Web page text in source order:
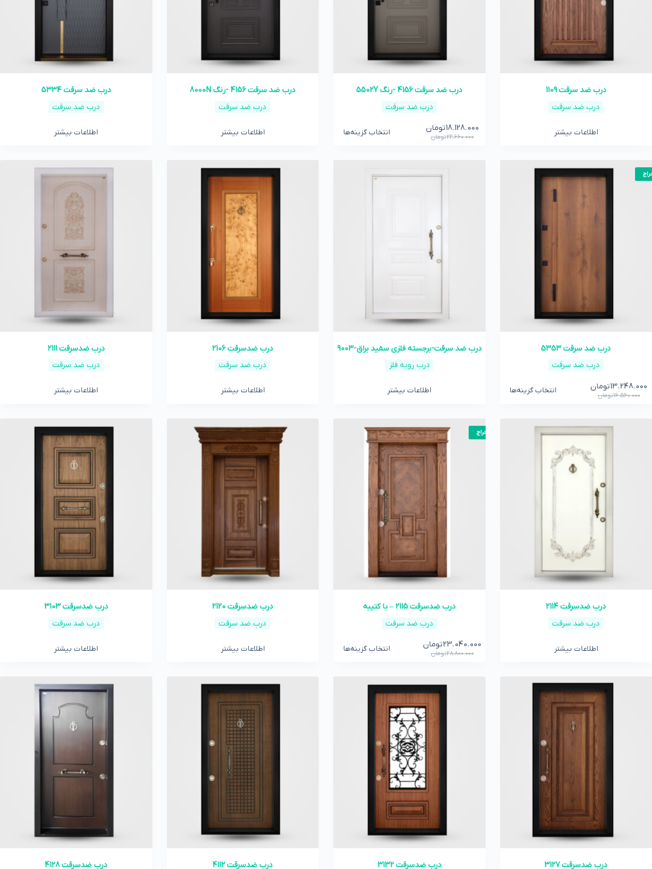
درب ضد سرقت 1109
درب ضد سرقت
اطلاعات بیشتر
درب ضد سرقت 4156 -رنگ 5502Y
درب ضد سرقت
22.660.000تومان
18.128.000تومان انتخاب گزینه‌ها
درب ضد سرقت 4156 -رنگ 8000N
درب ضد سرقت
اطلاعات بیشتر
درب ضد سرقت 5334
درب ضد سرقت
اطلاعات بیشتر
درب ضد سرقت 5353
درب ضد سرقت
16.560.000تومان
13.248.000تومان انتخاب گزینه‌ها
درب ضد سرقت-برجسته فلزی سفید براق-9003
درب رویه فلز
اطلاعات بیشتر
درب ضدسرقت 2106
درب ضد سرقت
اطلاعات بیشتر
درب ضدسرقت 2111
درب ضد سرقت
اطلاعات بیشتر
درب ضدسرقت 2114
درب ضد سرقت
اطلاعات بیشتر
حراج
درب ضدسرقت 2115 – با کتیبه
درب ضد سرقت
28.800.000تومان
23.040.000تومان انتخاب گزینه‌ها
درب ضدسرقت 2120
درب ضد سرقت
اطلاعات بیشتر
درب ضدسرقت 3103
درب ضد سرقت
اطلاعات بیشتر
درب ضدسرقت 3127 درب ضدسرقت 3132 درب ضدسرقت 4112 درب ضدسرقت 4128